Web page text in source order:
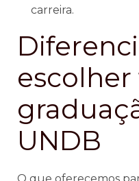
carreira.
escolher
UNDB